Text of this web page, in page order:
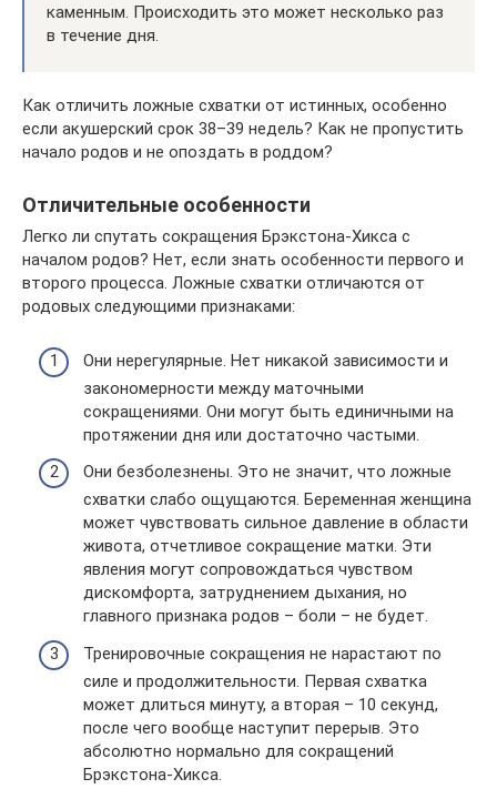
каменным. Происходить это может несколько раз
в течение дня.
Как отличить ложные схватки от истинных, особенно
если акушерский срок 38–39 недель? Как не пропустить
начало родов и не опоздать в роддом?
Отличительные особенности
Легко ли спутать сокращения Брэкстона-Хикса с
началом родов? Нет, если знать особенности первого и
второго процесса. Ложные схватки отличаются от
родовых следующими признаками:
Они нерегулярные. Нет никакой зависимости и
закономерности между маточными
сокращениями. Они могут быть единичными на
протяжении дня или достаточно частыми.
Они безболезнены. Это не значит, что ложные
схватки слабо ощущаются. Беременная женщина
может чувствовать сильное давление в области
живота, отчетливое сокращение матки. Эти
явления могут сопровождаться чувством
дискомфорта, затруднением дыхания, но
главного признака родов – боли – не будет.
Тренировочные сокращения не нарастают по
силе и продолжительности. Первая схватка
может длиться минуту, а вторая – 10 секунд,
после чего вообще наступит перерыв. Это
абсолютно нормально для сокращений
Брэкстона-Хикса.